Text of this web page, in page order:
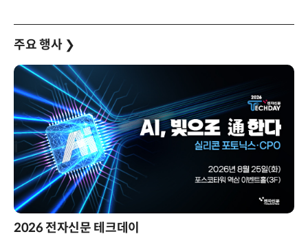
주요 행사 ❯
2026 전자신문 테크데이